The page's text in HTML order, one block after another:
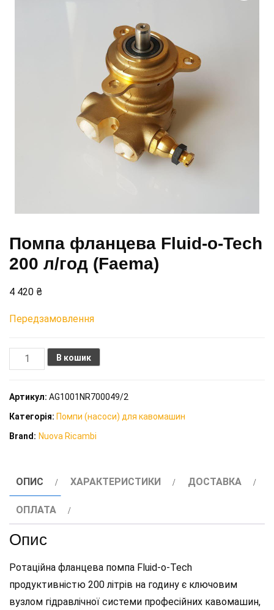
Помпа фланцева Fluid-o-Tech
200 л/год (Faema)
4 420 ₴
Передзамовлення
Помпа
фланцева
200
год
(Faema)
кількість
В кошик
Артикул: AG1001NR700049/2
Категорія: Помпи (насоси) для кавомашин
Brand: Nuova Ricambi
ОПИС ХАРАКТЕРИСТИКИ ДОСТАВКА
ОПЛАТА
Опис
Ротаційна фланцева помпа Fluid-o-Tech
продуктивністю 200 літрів на годину є ключовим
вузлом гідравлічної системи професійних кавомашин,